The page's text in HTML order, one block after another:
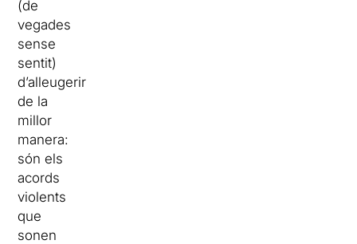
(de
vegades
sense
sentit)
d’alleugerir
de la
millor
manera:
són els
acords
violents
que
sonen